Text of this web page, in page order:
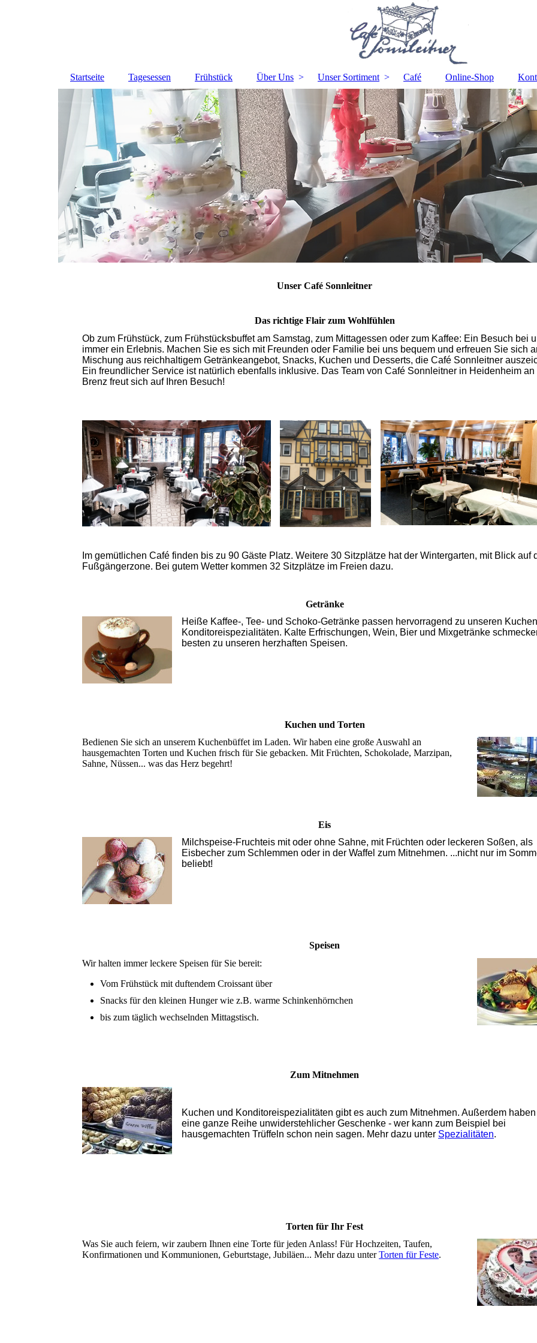
Startseite Tagesessen Frühstück Über Uns Unser Sortiment Café Online-Shop
Unser Café Sonnleitner
Das richtige Flair zum Wohlfühlen
Ob zum Frühstück, zum Frühstücksbuffet am Samstag, zum Mittagessen oder zum Kaffee: Ein Besuch bei
immer ein Erlebnis. Machen Sie es sich mit Freunden oder Familie bei uns bequem und erfreuen Sie sich
Mischung aus reichhaltigem Getränkeangebot, Snacks, Kuchen und Desserts, die Café Sonnleitner
Ein freundlicher Service ist natürlich ebenfalls inklusive. Das Team von Café Sonnleitner in Heidenheim an
Brenz freut sich auf Ihren Besuch!
Im gemütlichen Café finden bis zu 90 Gäste Platz. Weitere 30 Sitzplätze hat der Wintergarten, mit Blick auf
Fußgängerzone. Bei gutem Wetter kommen 32 Sitzplätze im Freien dazu.
Getränke
Heiße Kaffee-, Tee- und Schoko-Getränke passen hervorragend zu unseren
Konditoreispezialitäten. Kalte Erfrischungen, Wein, Bier und Mixgetränke
besten zu unseren herzhaften Speisen.
Kuchen und Torten
Bedienen Sie sich an unserem Kuchenbüffet im Laden. Wir haben eine große Auswahl an
hausgemachten Torten und Kuchen frisch für Sie gebacken. Mit Früchten, Schokolade, Marzipan,
Sahne, Nüssen... was das Herz begehrt!
Eis
Milchspeise-Fruchteis mit oder ohne Sahne, mit Früchten oder leckeren Soßen, als
Eisbecher zum Schlemmen oder in der Waffel zum Mitnehmen. ...nicht nur im
beliebt!
Speisen
Wir halten immer leckere Speisen für Sie bereit:
Vom Frühstück mit duftendem Croissant über
Snacks für den kleinen Hunger wie z.B. warme Schinkenhörnchen
bis zum täglich wechselnden Mittagstisch.
Zum Mitnehmen
Kuchen und Konditoreispezialitäten gibt es auch zum Mitnehmen. Außerdem
eine ganze Reihe unwiderstehlicher Geschenke - wer kann zum Beispiel bei
hausgemachten Trüffeln schon nein sagen. Mehr dazu unter Spezialitäten.
Torten für Ihr Fest
Was Sie auch feiern, wir zaubern Ihnen eine Torte für jeden Anlass! Für Hochzeiten, Taufen,
Konfirmationen und Kommunionen, Geburtstage, Jubiläen... Mehr dazu unterTorten für Feste.